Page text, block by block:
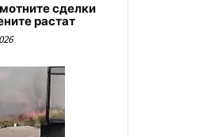
сделки
растат